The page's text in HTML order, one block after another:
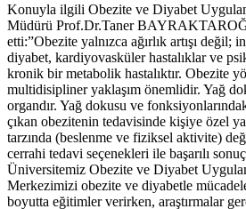
Konuyla ilgili Obezite ve Diyabet
Müdürü Prof.Dr.Taner
etti:”Obezite yalnızca ağırlık artışı değil;
diyabet, kardiyovasküler hastalıklar ve
kronik bir metabolik hastalıktır. Obezite
multidisipliner yaklaşım önemlidir. Yağ
organdır. Yağ dokusu ve
çıkan obezitenin tedavisinde kişiye özel
tarzında (beslenme ve fiziksel aktivite)
cerrahi tedavi seçenekleri ile başarılı
Üniversitemiz Obezite ve Diyabet
Merkezimizi obezite ve diyabetle
boyutta eğitimler verirken, araştırmalar